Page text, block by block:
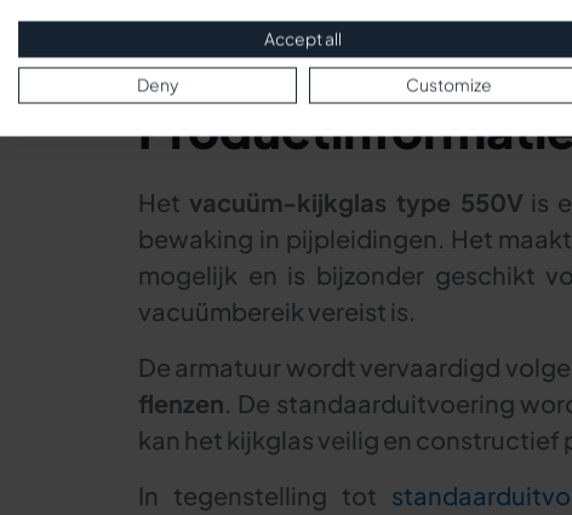
Het vacuüm-kijkglas type 550V is
bewaking in pijpleidingen. Het
mogelijk en is bijzonder geschikt
vacuümbereik vereist is.
De armatuur wordt vervaardigd
flenzen. De standaarduitvoering
kan het kijkglas veilig en
In tegenstelling tot
Accept all
Deny Customize